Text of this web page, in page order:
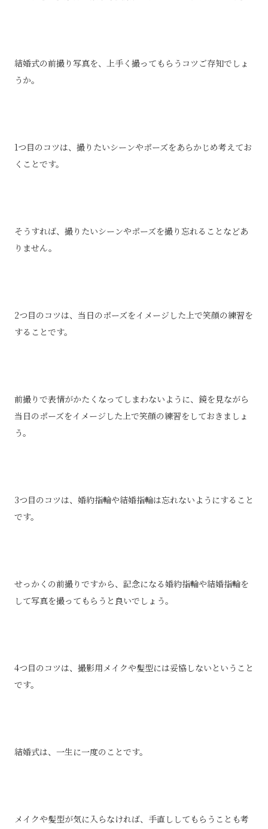
結婚式の前撮り写真を、上手く撮ってもらうコツご存知でしょ
うか。
1つ目のコツは、撮りたいシーンやポーズをあらかじめ考えてお
くことです。
そうすれば、撮りたいシーンやポーズを撮り忘れることなどあ
りません。
2つ目のコツは、当日のポーズをイメージした上で笑顔の練習を
することです。
前撮りで表情がかたくなってしまわないように、鏡を見ながら
当日のポーズをイメージした上で笑顔の練習をしておきましょ
う。
3つ目のコツは、婚約指輪や結婚指輪は忘れないようにすること
です。
せっかくの前撮りですから、記念になる婚約指輪や結婚指輪を
して写真を撮ってもらうと良いでしょう。
4つ目のコツは、撮影用メイクや髪型には妥協しないということ
です。
結婚式は、一生に一度のことです。
メイクや髪型が気に入らなければ、手直ししてもらうことも考